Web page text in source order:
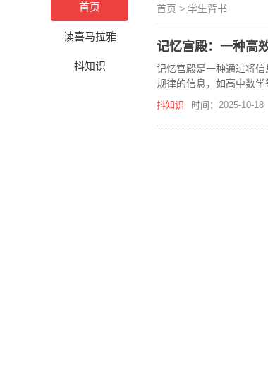
首页
读喜马拉雅
抖知识
首页 > 学生背书
记忆宫殿：一种高
记忆宫殿是一种通过将
规律的信息，如高中数
大大提高记忆效率。
抖知识 时间：2025-10-18